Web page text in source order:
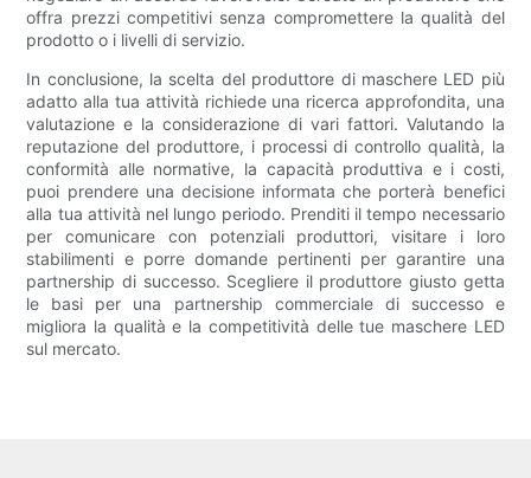
offra prezzi competitivi senza compromettere la qualità del
prodotto o i livelli di servizio.
In conclusione, la scelta del produttore di maschere LED più
adatto alla tua attività richiede una ricerca approfondita, una
valutazione e la considerazione di vari fattori. Valutando la
reputazione del produttore, i processi di controllo qualità, la
conformità alle normative, la capacità produttiva e i costi,
puoi prendere una decisione informata che porterà benefici
alla tua attività nel lungo periodo. Prenditi il tempo necessario
per comunicare con potenziali produttori, visitare i loro
stabilimenti e porre domande pertinenti per garantire una
partnership di successo. Scegliere il produttore giusto getta
le basi per una partnership commerciale di successo e
migliora la qualità e la competitività delle tue maschere LED
sul mercato.